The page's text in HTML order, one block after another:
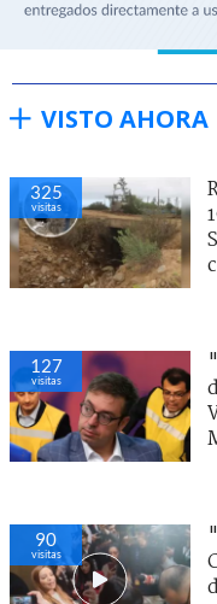
VISTO AHORA
325
visitas
127
visitas
90
visitas